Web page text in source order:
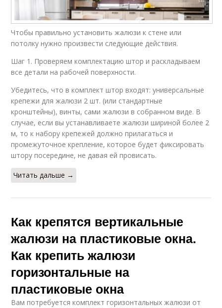
Чтобы правильно установить жалюзи к стене или
потолку нужно произвести следующие действия.
Шаг 1. Проверяем комплектацию штор и раскладываем
все детали на рабочей поверхности.
Убедитесь, что в комплект штор входят: универсальные
крепежи для жалюзи 2 шт. (или стандартные
кронштейны), винты, сами жалюзи в собранном виде. В
случае, если вы устанавливаете жалюзи шириной более 2
м, то к набору крепежей должно прилагаться и
промежуточное крепление, которое будет фиксировать
штору посередине, не давая ей провисать.
Читать дальше →
Как крепятся вертикальные
жалюзи на пластиковые окна.
Как крепить жалюзи
горизонтальные на
пластиковые окна
Вам потребуется комплект горизонтальных жалюзи от